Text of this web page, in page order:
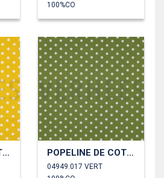
100%CO
POPELINE DE COTON POINTS POPELINE DE COTON POINTS
04949.017 VERT